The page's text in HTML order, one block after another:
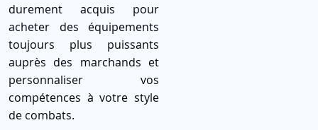
durement acquis pour
acheter des équipements
toujours plus puissants
auprès des marchands et
personnaliser vos
compétences à votre style
de combats.